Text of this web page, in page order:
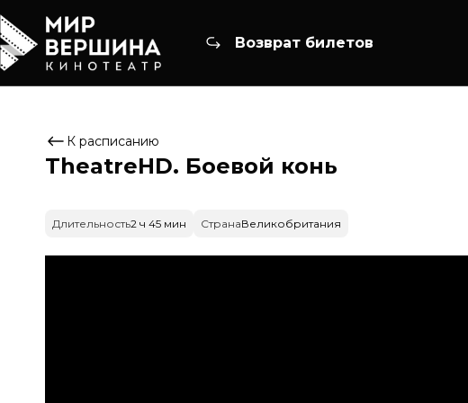
Возврат билетов
К расписанию
TheatreHD. Боевой конь
Длительность2 ч 45 мин СтранаВеликобритания